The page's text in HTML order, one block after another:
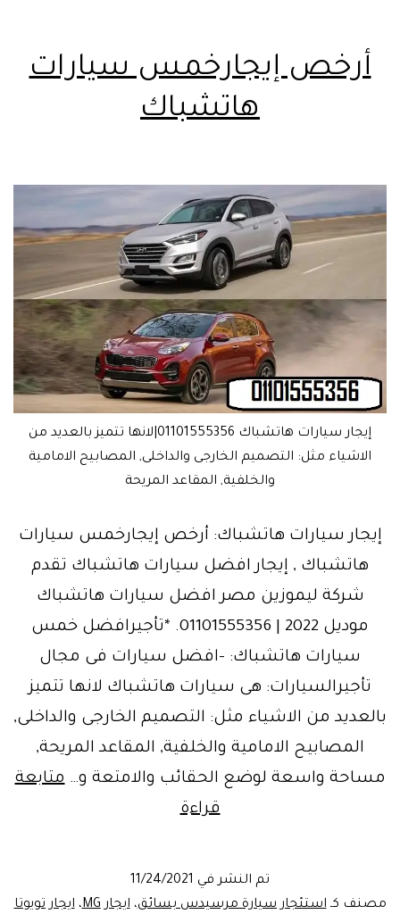
أرخص إيجارخمس سيارات
هاتشباك
إيجار سيارات هاتشباك 01101555356|لانها تتميز بالعديد من
الاشياء مثل: التصميم الخارجى والداخلى, المصابيح الامامية
والخلفية, المقاعد المريحة
إيجار سيارات هاتشباك: أرخص إيجارخمس سيارات
هاتشباك , إيجار افضل سيارات هاتشباك تقدم
شركة ليموزين مصر افضل سيارات هاتشباك
موديل 2022 | 01101555356. *تأجيرافضل خمس
سيارات هاتشباك: -افضل سيارات فى مجال
تأجيرالسيارات: هى سيارات هاتشباك لانها تتميز
بالعديد من الاشياء مثل: التصميم الخارجى والداخلى,
المصابيح الامامية والخلفية, المقاعد المريحة,
مساحة واسعة لوضع الحقائب والامتعة و…متابعة
قراءةأرخص
سيارات
هاتشباك
تم النشر في 11/24/2021
مصنف كـاستئجار سيارة مرسيدس بسائق،ايجار MG ،ايجار تويوتا